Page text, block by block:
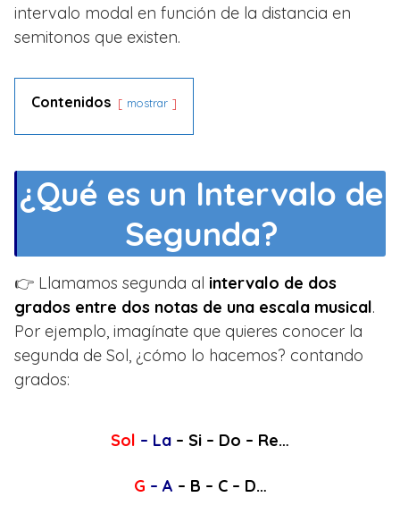
intervalo modal en función de la distancia en
semitonos que existen.
Contenidos mostrar
¿Qué es un Intervalo de
Segunda?
👉 Llamamos segunda al intervalo de dos
grados entre dos notas de una escala musical.
Por ejemplo, imagínate que quieres conocer la
segunda de Sol, ¿cómo lo hacemos? contando
grados:
Sol – La – Si – Do – Re…
G – A – B – C – D…